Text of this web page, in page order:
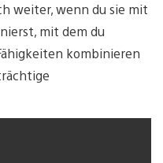
weiter, wenn du sie mit
mit dem du
kombinieren